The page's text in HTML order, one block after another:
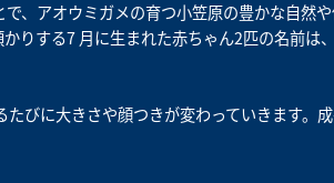
、アオウミガメの育つ小笠原の豊かな自然
りする7 月に生まれた赤ちゃん2匹の名前は
びに大きさや顔つきが変わっていきます。